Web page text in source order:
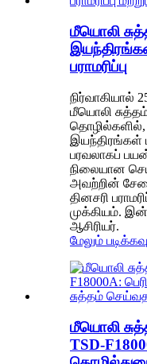
மீயொலி
பராமரிப்பு
நிர்வாகியால்
மீயொலி
தொழில்களில்,
இயந்திரங்கள்
பரவலாகப்
நிலையான
அவற்றின்
தினசரி
முக்கியம்.
ஆசிரியர்.
மேலும்
மீயொலி
TSD-